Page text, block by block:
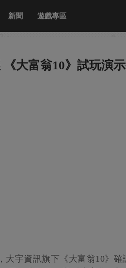
新聞 遊戲專區
大富翁10》試玩演
大宇資訊旗下《大富翁10》確